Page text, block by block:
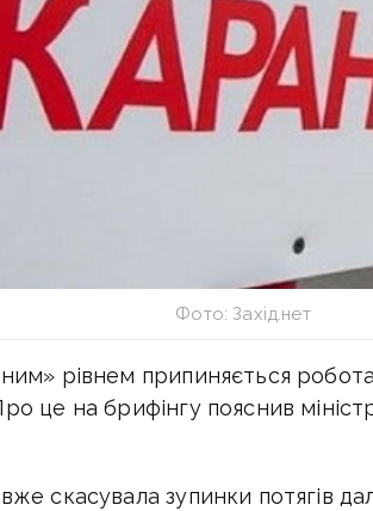
Фото: Захід.нет
рівнем припиняється
це на брифінгу пояснив
скасувала зупинки потягів